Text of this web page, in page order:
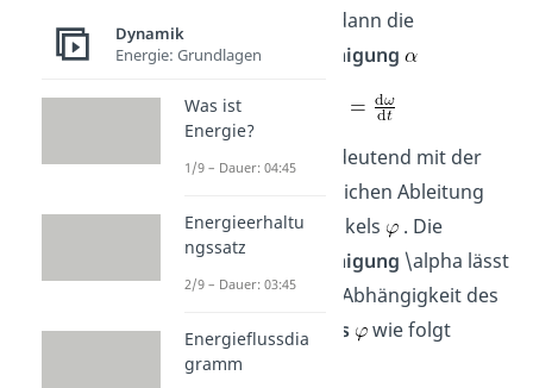
Zeit, erhält man dann die
Winkelbeschleunigung
Dies ist gleichbedeutend mit der
zweimaligen zeitlichen Ableitung
des Rotationswinkels
. Die
Winkelbeschleunigung \alpha lässt
sich also auch in Abhängigkeit des
Rotationswinkels
wie folgt
ausdrücken
Dynamik
Energie: Grundlagen
Was ist
Energie?
1/9 – Dauer: 04:45
Energieerhaltu
ngssatz
2/9 – Dauer: 03:45
Energieflussdia
gramm